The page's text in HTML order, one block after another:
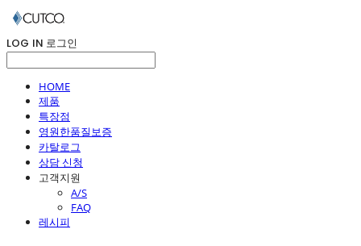
LOG IN 로그인
HOME
제품
특장점
영원한품질보증
카탈로그
상담 신청
고객지원
A/S
FAQ
레시피